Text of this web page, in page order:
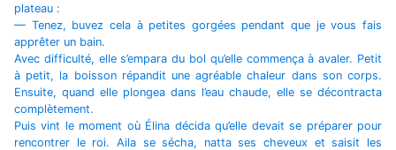
plateau :
— Tenez, buvez cela à petites gorgées pendant que je vous fais
apprêter un bain.
Avec difficulté, elle s’empara du bol qu’elle commença à avaler. Petit
à petit, la boisson répandit une agréable chaleur dans son corps.
Ensuite, quand elle plongea dans l’eau chaude, elle se décontracta
complètement.
Puis vint le moment où Élina décida qu’elle devait se préparer pour
rencontrer le roi. Aila se sécha, natta ses cheveux et saisit les